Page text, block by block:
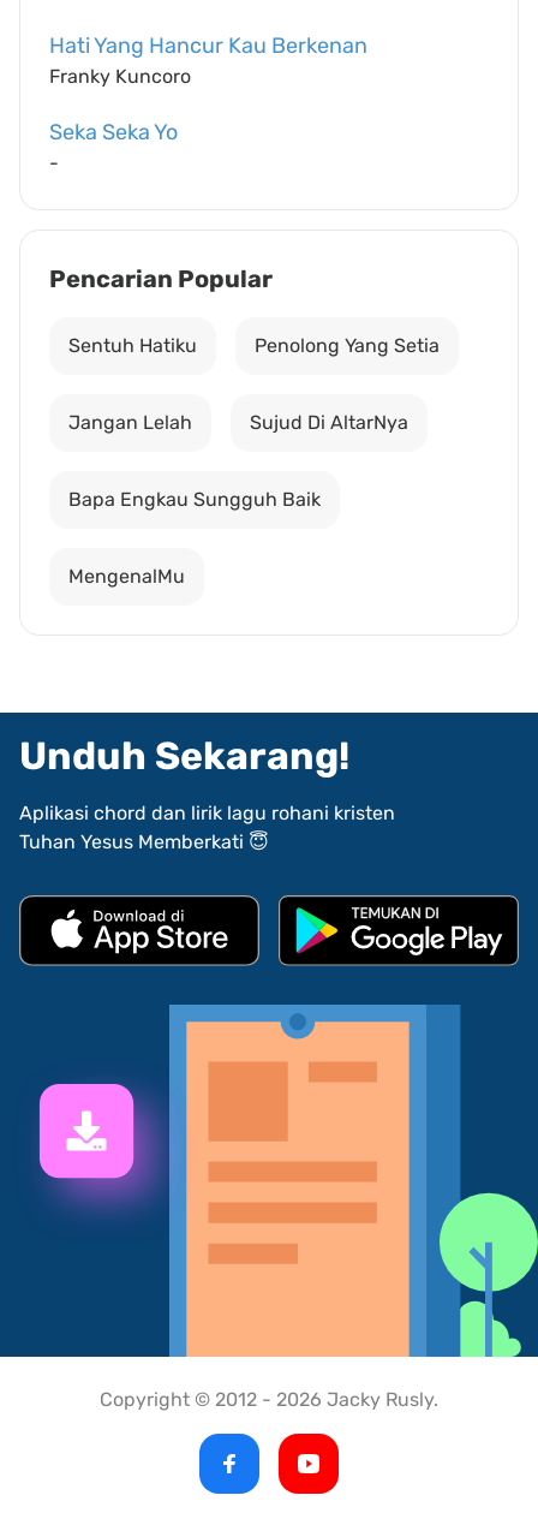
Hati Yang Hancur Kau Berkenan
Franky Kuncoro
Seka Seka Yo
-
Pencarian Popular
Sentuh Hatiku Penolong Yang Setia
Jangan Lelah Sujud Di AltarNya
Bapa Engkau Sungguh Baik
MengenalMu
Unduh Sekarang!
Aplikasi chord dan lirik lagu rohani kristen
Tuhan Yesus Memberkati 😇
Copyright © 2012 - 2026 Jacky Rusly.